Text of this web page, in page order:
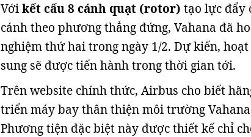
Vớikết cấu 8 cánh quạt (rotor) tạo lực đẩy
cánh theo phương thẳng đứng, Vahana đã
nghiệm thứ hai trong ngày 1/2. Dự kiến,
sung sẽ được tiến hành trong thời gian tới.
Trên website chính thức, Airbus cho biết
triển máy bay thân thiện môi trường
Phương tiện đặc biệt này được thiết kế chỉ